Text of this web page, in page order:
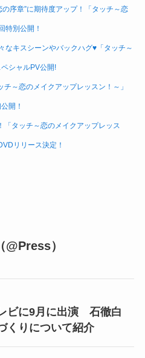
序章”に期待度アップ！「タッチ～恋
特別公開！
なキスシーンやバックハグ♥「タッチ～
シャルPV公開!
～恋のメイクアップレッスン！～」
開！
タッチ～恋のメイクアップレッス
リリース決定！
）
ビに9月に出演 石徹白
くりについて紹介